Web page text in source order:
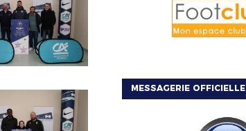
MESSAGERIE OFFICIELLE